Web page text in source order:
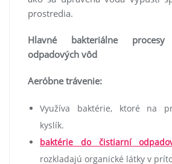
prostredia.
Hlavné bakteriálne
odpadových vôd
Aeróbne trávenie:
Využíva baktérie, ktoré na
kyslík.
baktérie do čistiarní
rozkladajú organické látky v